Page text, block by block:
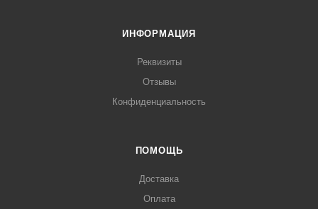
ИНФОРМАЦИЯ
Реквизиты
Отзывы
Конфиденциальность
ПОМОЩЬ
Доставка
Оплата